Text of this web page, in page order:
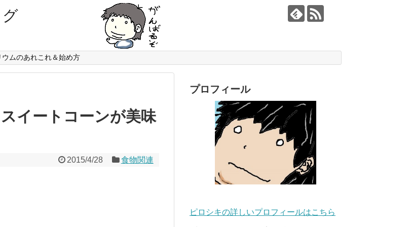
ムのあれこれ＆始め方
イートコーンが美味
2015/4/28 食物関連
プロフィール
ピロシキの詳しいプロフィールはこちら